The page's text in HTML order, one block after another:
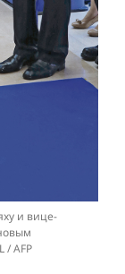
и вице-
/ AFP